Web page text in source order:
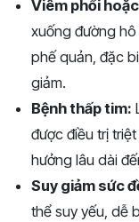
Viêm phổi
xuống đường
phế quản, đặc
giảm.
Bệnh thấp tim:
được điều trị
hưởng lâu dài
Suy giảm sức
thể suy yếu, dễ